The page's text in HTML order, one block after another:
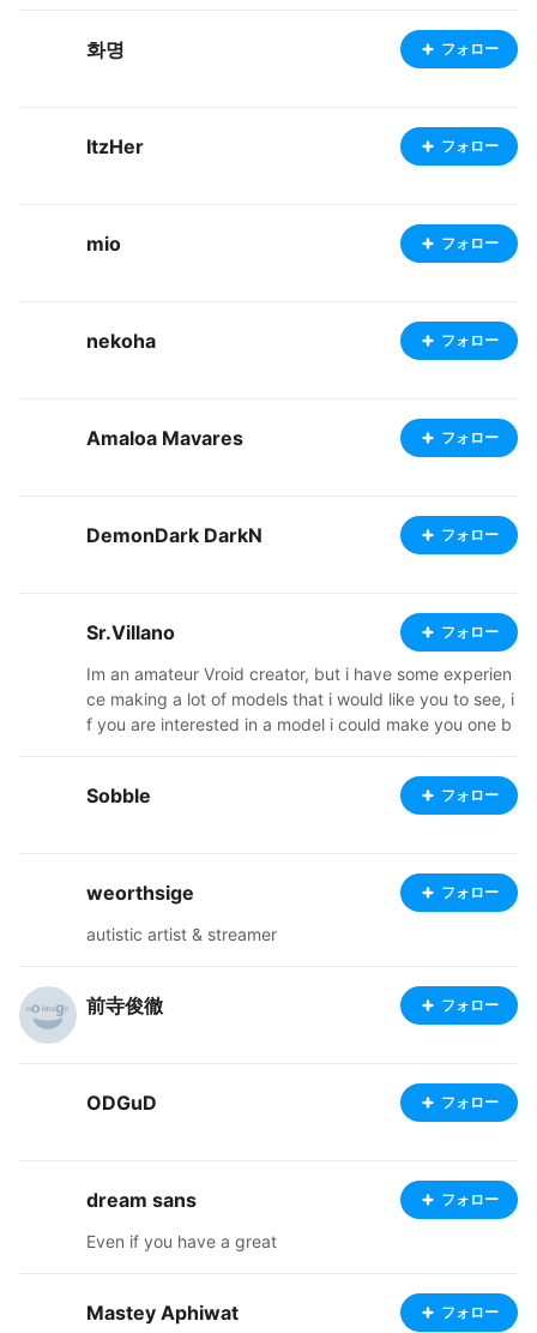
화명 フォロー
ItzHer フォロー
mio フォロー
nekoha フォロー
Amaloa Mavares フォロー
DemonDark DarkN フォロー
Sr.Villano フォロー
Im an amateur Vroid creator, but i have some experien
ce making a lot of models that i would like you to see, i
f you are interested in a model i could make you one b
@gmail.com or my social networks in villanoconphd.ca
rrd.co, if you re interested, we are in touch..
Sobble フォロー
weorthsige フォロー
autistic artist & streamer
前寺俊徹 フォロー
ODGuD フォロー
dream sans フォロー
Even if you have a great
Mastey Aphiwat フォロー